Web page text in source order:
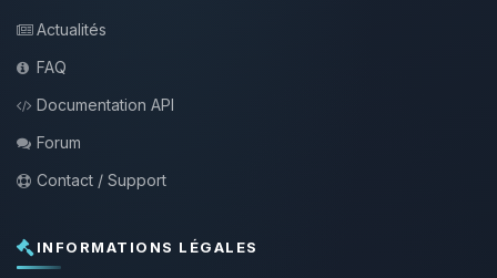
Actualités
FAQ
Documentation API
Forum
Contact / Support
INFORMATIONS LÉGALES